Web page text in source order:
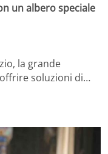
un albero speciale
la grande
soluzioni di…